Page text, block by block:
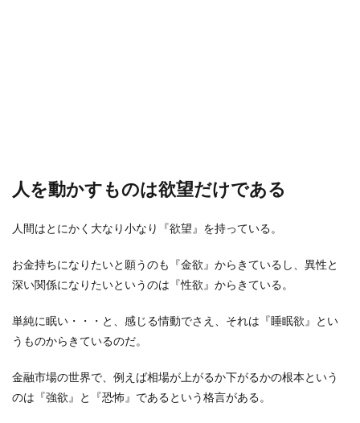
人を動かすものは欲望だけである
人間はとにかく大なり小なり『欲望』を持っている。
お金持ちになりたいと願うのも『金欲』からきているし、異性と
深い関係になりたいというのは『性欲』からきている。
単純に眠い・・・と、感じる情動でさえ、それは『睡眠欲』とい
うものからきているのだ。
金融市場の世界で、例えば相場が上がるか下がるかの根本という
のは『強欲』と『恐怖』であるという格言がある。